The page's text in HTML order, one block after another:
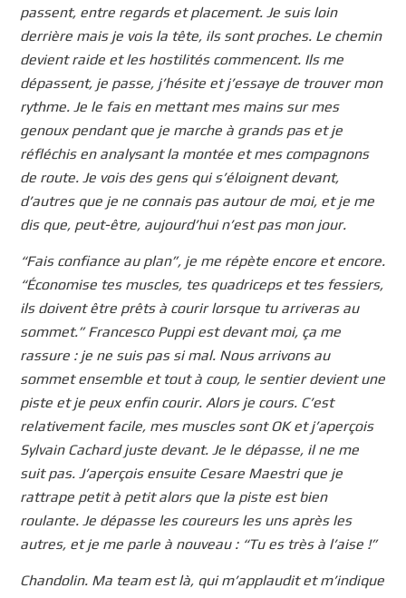
passent, entre regards et placement. Je suis loin
derrière mais je vois la tête, ils sont proches. Le chemin
devient raide et les hostilités commencent. Ils me
dépassent, je passe, j’hésite et j’essaye de trouver mon
rythme. Je le fais en mettant mes mains sur mes
genoux pendant que je marche à grands pas et je
réfléchis en analysant la montée et mes compagnons
de route. Je vois des gens qui s’éloignent devant,
d’autres que je ne connais pas autour de moi, et je me
dis que, peut-être, aujourd’hui n’est pas mon jour.
“Fais confiance au plan”, je me répète encore et encore.
“Économise tes muscles, tes quadriceps et tes fessiers,
ils doivent être prêts à courir lorsque tu arriveras au
sommet.” Francesco Puppi est devant moi, ça me
rassure : je ne suis pas si mal. Nous arrivons au
sommet ensemble et tout à coup, le sentier devient une
piste et je peux enfin courir. Alors je cours. C’est
relativement facile, mes muscles sont OK et j’aperçois
Sylvain Cachard juste devant. Je le dépasse, il ne me
suit pas. J’aperçois ensuite Cesare Maestri que je
rattrape petit à petit alors que la piste est bien
roulante. Je dépasse les coureurs les uns après les
autres, et je me parle à nouveau : “Tu es très à l’aise !”
Chandolin. Ma team est là, qui m’applaudit et m’indique